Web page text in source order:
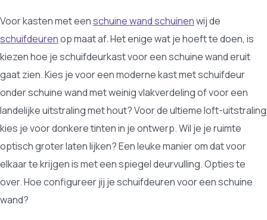
Voor kasten met eenschuine wand schuinenwij de
schuifdeurenop maat af. Het enige wat je hoeft te doen, is
kiezen hoe je schuifdeurkast voor een schuine wand eruit
gaat zien. Kies je voor een moderne kast met schuifdeur
onder schuine wand met weinig vlakverdeling of voor een
landelijke uitstraling met hout? Voor de ultieme loft-uitstraling
kies je voor donkere tinten in je ontwerp. Wil je je ruimte
optisch groter laten lijken? Een leuke manier om dat voor
elkaar te krijgen is met een spiegel deurvulling. Opties te
over. Hoe configureer jij je schuifdeuren voor een schuine
wand?